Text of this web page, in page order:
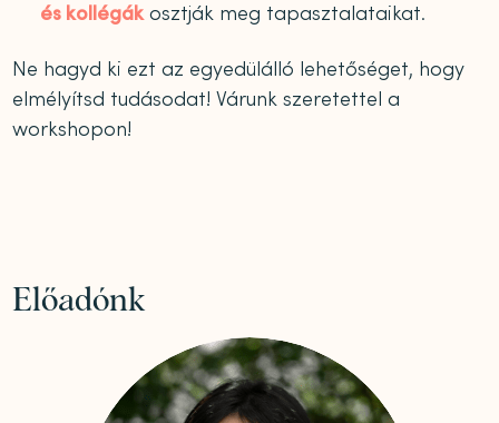
és kollégákosztják meg tapasztalataikat.
Ne hagyd ki ezt az egyedülálló lehetőséget, hogy
elmélyítsd tudásodat! Várunk szeretettel a
workshopon!
Előadónk